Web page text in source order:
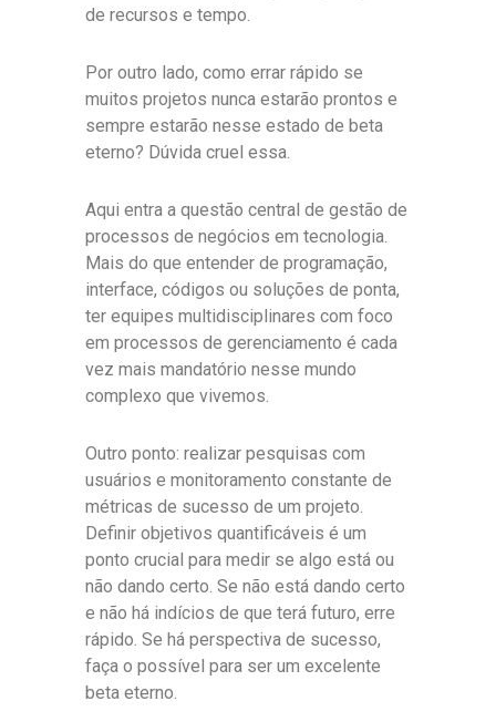
de recursos e tempo.
Por outro lado, como errar rápido se
muitos projetos nunca estarão prontos e
sempre estarão nesse estado de beta
eterno? Dúvida cruel essa.
Aqui entra a questão central de gestão de
processos de negócios em tecnologia.
Mais do que entender de programação,
interface, códigos ou soluções de ponta,
ter equipes multidisciplinares com foco
em processos de gerenciamento é cada
vez mais mandatório nesse mundo
complexo que vivemos.
Outro ponto: realizar pesquisas com
usuários e monitoramento constante de
métricas de sucesso de um projeto.
Definir objetivos quantificáveis é um
ponto crucial para medir se algo está ou
não dando certo. Se não está dando certo
e não há indícios de que terá futuro, erre
rápido. Se há perspectiva de sucesso,
faça o possível para ser um excelente
beta eterno.